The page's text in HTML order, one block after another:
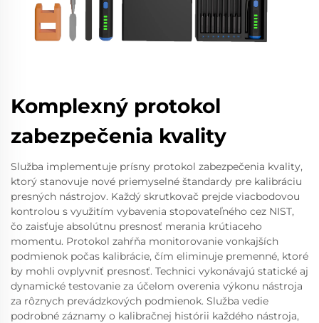
Komplexný protokol
zabezpečenia kvality
Služba implementuje prísny protokol zabezpečenia kvality,
ktorý stanovuje nové priemyselné štandardy pre kalibráciu
presných nástrojov. Každý skrutkovač prejde viacbodovou
kontrolou s využitím vybavenia stopovateľného cez NIST,
čo zaisťuje absolútnu presnosť merania krútiaceho
momentu. Protokol zahŕňa monitorovanie vonkajších
podmienok počas kalibrácie, čím eliminuje premenné, ktoré
by mohli ovplyvniť presnosť. Technici vykonávajú statické aj
dynamické testovanie za účelom overenia výkonu nástroja
za rôznych prevádzkových podmienok. Služba vedie
podrobné záznamy o kalibračnej histórii každého nástroja,